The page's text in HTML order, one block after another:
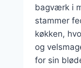
bagværk i
stammer
køkken,
og
for sin